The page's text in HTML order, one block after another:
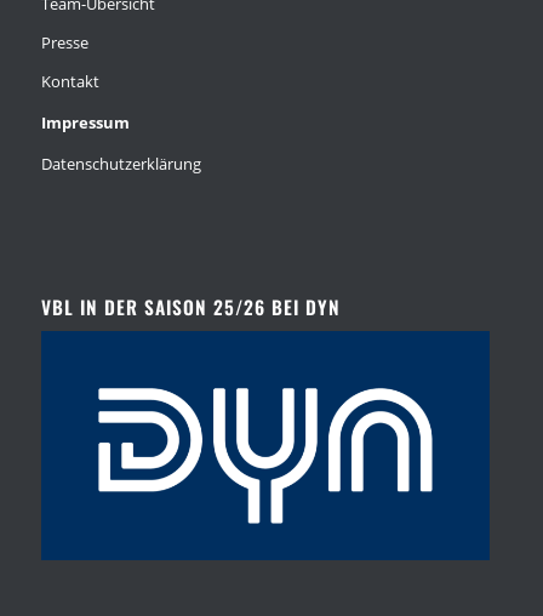
Presse
Kontakt
Impressum
Datenschutzerklärung
VBL IN DER SAISON 25/26 BEI DYN